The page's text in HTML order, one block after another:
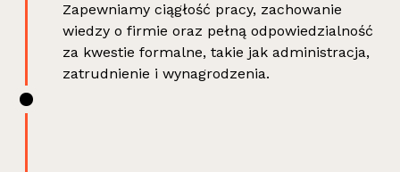
Zapewniamy ciągłość pracy, zachowanie
wiedzy o firmie oraz pełną odpowiedzialność
za kwestie formalne, takie jak administracja,
zatrudnienie i wynagrodzenia.